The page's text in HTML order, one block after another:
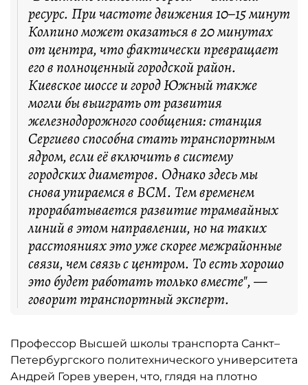
ресурс. При частоте движения 10–15 минут
Колпино может оказаться в 20 минутах
от центра, что фактически превращает
его в полноценный городской район.
Киевское шоссе и город Южный также
могли бы выиграть от развития
железнодорожного сообщения: станция
Сергиево способна стать транспортным
ядром, если её включить в систему
городских диаметров. Однако здесь мы
снова упираемся в ВСМ. Тем временем
прорабатывается развитие трамвайных
линий в этом направлении, но на таких
расстояниях это уже скорее межрайонные
связи, чем связь с центром. То есть хорошо
это будет работать только вместе", —
говорит транспортный эксперт.
Профессор Высшей школы транспорта Санкт–
Петербургского политехнического университета
Андрей Горев уверен, что, глядя на плотно